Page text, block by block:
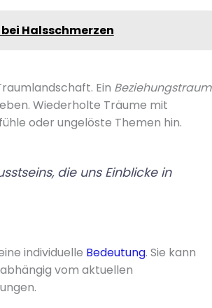
Halsschmerzen
Ein Beziehungstraum
Wiederholte Träume mit
oder ungelöste Themen hin.
die uns Einblicke in
individuelle Bedeutung. Sie kann
vom aktuellen